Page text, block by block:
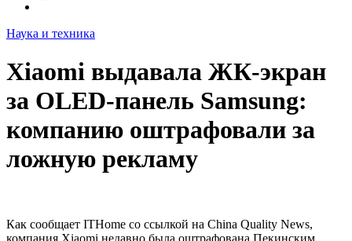
Наука и техника
Xiaomi выдавала ЖК-экран
за OLED-панель Samsung:
компанию оштрафовали за
ложную рекламу
Как сообщает ITHome со ссылкой на China Quality News,
компания Xiaomi недавно была оштрафована Пекинским